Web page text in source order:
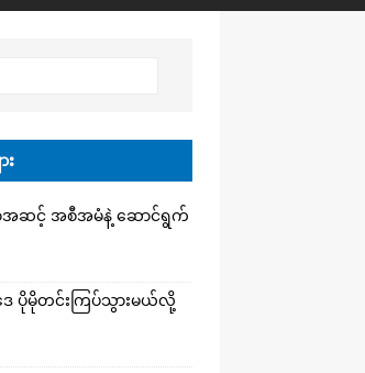
အဆင့် အစီအမံနဲ့ ဆောင်ရွက်
ပိုမိုတင်းကြပ်သွားမယ်လို့